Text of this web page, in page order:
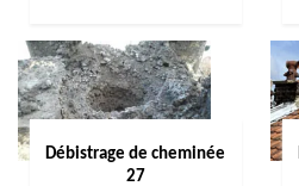
Débistrage de cheminée
27